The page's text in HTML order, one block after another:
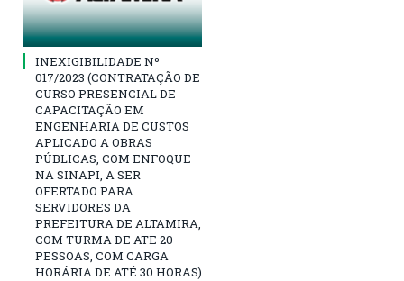
INEXIGIBILIDADE Nº
017/2023 (CONTRATAÇÃO DE
CURSO PRESENCIAL DE
CAPACITAÇÃO EM
ENGENHARIA DE CUSTOS
APLICADO A OBRAS
PÚBLICAS, COM ENFOQUE
NA SINAPI, A SER
OFERTADO PARA
SERVIDORES DA
PREFEITURA DE ALTAMIRA,
COM TURMA DE ATE 20
PESSOAS, COM CARGA
HORÁRIA DE ATÉ 30 HORAS)